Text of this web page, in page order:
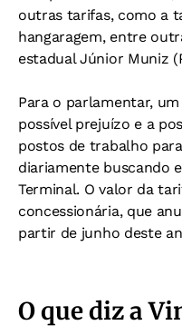
outras tarifas, como a
hangaragem, entre
estadual Júnior Muniz
Para o parlamentar,
possível prejuízo e a
postos de trabalho
diariamente buscando
Terminal. O valor da
concessionária, que
partir de junho deste
O que diz a